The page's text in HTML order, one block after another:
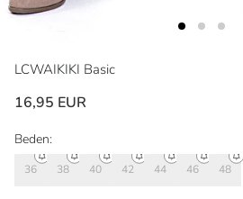
LCWAIKIKI Basic
16,95 EUR
Beden:
36 38 40 42 44 46 48